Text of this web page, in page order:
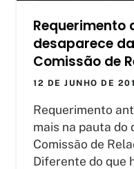
desaparece
Comissão de
12 DE JUNHO DE
Requerimento
mais na pauta do
Comissão de
Diferente do que